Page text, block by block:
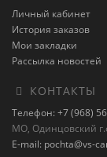
Личный кабинет
История заказов
Мои закладки
Рассылка новостей
КОНТАКТЫ
Телефон: +7 (968)
МО, Одинцовский
E-mail: pochta@vs-